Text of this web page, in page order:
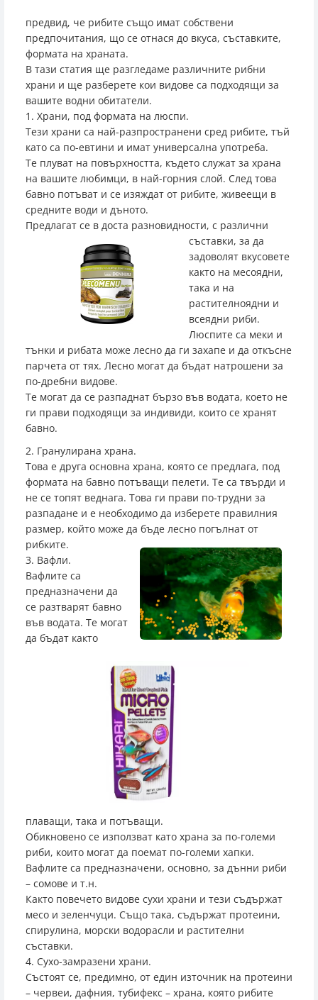
предвид, че рибите също имат собствени
предпочитания, що се отнася до вкуса, съставките,
формата на храната.
В тази статия ще разгледаме различните рибни
храни и ще разберете кои видове са подходящи за
вашите водни обитатели.
1. Храни, под формата на люспи.
Тези храни са най-разпространени сред рибите, тъй
като са по-евтини и имат универсална употреба.
Те плуват на повърхността, където служат за храна
на вашите любимци, в най-горния слой. След това
бавно потъват и се изяждат от рибите, живеещи в
средните води и дъното.
Предлагат се в доста разновидности, с различни
съставки, за да
задоволят вкусовете
както на месоядни,
така и на
растителноядни и
всеядни риби.
Люспите са меки и
тънки и рибата може лесно да ги захапе и да откъсне
парчета от тях. Лесно могат да бъдат натрошени за
по-дребни видове.
Те могат да се разпаднат бързо във водата, което не
ги прави подходящи за индивиди, които се хранят
бавно.
2. Гранулирана храна.
Това е друга основна храна, която се предлага, под
формата на бавно потъващи пелети. Те са твърди и
не се топят веднага. Това ги прави по-трудни за
разпадане и е необходимо да изберете правилния
размер, който може да бъде лесно погълнат от
рибките.
3. Вафли.
Вафлите са
предназначени да
се разтварят бавно
във водата. Те могат
да бъдат както
плаващи, така и потъващи.
Обикновено се използват като храна за по-големи
риби, които могат да поемат по-големи хапки.
Вафлите са предназначени, основно, за дънни риби
– сомове и т.н.
Както повечето видове сухи храни и тези съдържат
месо и зеленчуци. Също така, съдържат протеини,
спирулина, морски водорасли и растителни
съставки.
4. Сухо-замразени храни.
Състоят се, предимно, от един източник на протеини
– червеи, дафния, тубифекс – храна, която рибите